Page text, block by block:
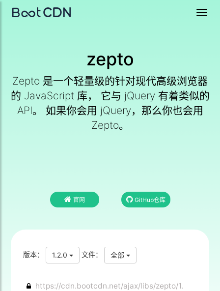
zepto
Zepto 是一个轻量级的针对现代高级浏览器
的 JavaScript 库， 它与 jQuery 有着类似的
API。 如果你会用 jQuery，那么你也会用
Zepto。
官网 GitHub仓库
版本： 1.2.0 文件： 全部
https://cdn.bootcdn.net/ajax/libs/zepto/1.